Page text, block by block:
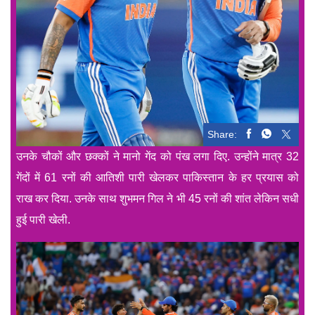
Share:
उनके चौकों और छक्कों ने मानो गेंद को पंख लगा दिए. उन्होंने मात्र 32
गेंदों में 61 रनों की आतिशी पारी खेलकर पाकिस्तान के हर प्रयास को
राख कर दिया. उनके साथ शुभमन गिल ने भी 45 रनों की शांत लेकिन सधी
हुई पारी खेली.